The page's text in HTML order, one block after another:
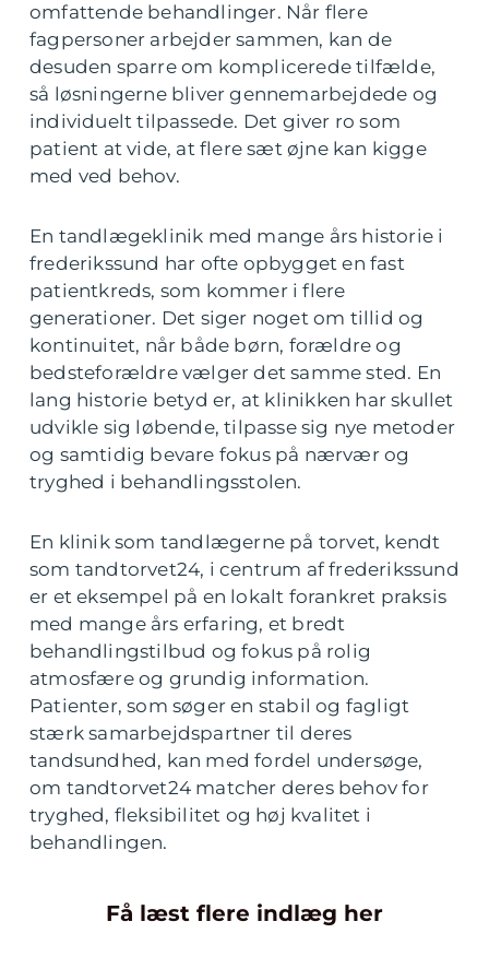
omfattende behandlinger. Når flere
fagpersoner arbejder sammen, kan de
desuden sparre om komplicerede tilfælde,
så løsningerne bliver gennemarbejdede og
individuelt tilpassede. Det giver ro som
patient at vide, at flere sæt øjne kan kigge
med ved behov.
En tandlægeklinik med mange års historie i
frederikssund har ofte opbygget en fast
patientkreds, som kommer i flere
generationer. Det siger noget om tillid og
kontinuitet, når både børn, forældre og
bedsteforældre vælger det samme sted. En
lang historie betyd er, at klinikken har skullet
udvikle sig løbende, tilpasse sig nye metoder
og samtidig bevare fokus på nærvær og
tryghed i behandlingsstolen.
En klinik som tandlægerne på torvet, kendt
som tandtorvet24, i centrum af frederikssund
er et eksempel på en lokalt forankret praksis
med mange års erfaring, et bredt
behandlingstilbud og fokus på rolig
atmosfære og grundig information.
Patienter, som søger en stabil og fagligt
stærk samarbejdspartner til deres
tandsundhed, kan med fordel undersøge,
om tandtorvet24 matcher deres behov for
tryghed, fleksibilitet og høj kvalitet i
behandlingen.
Få læst flere indlæg her